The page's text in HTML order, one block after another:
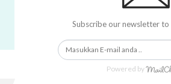
Subscribe our newsletter
Powered by